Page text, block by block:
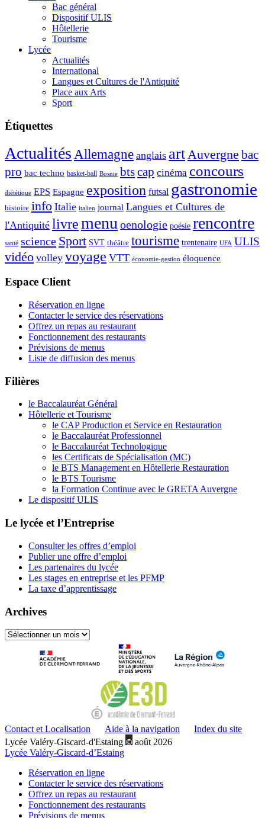
Bac général
Dispositif ULIS
Hôtellerie
Tourisme
Lycée
Actualités
International
Langues et Cultures de l'Antiquité
Place aux Arts
Sport
Étiquettes
Actualités Allemagne anglais art Auvergne bac
pro bac techno basket-ball Bosnie btscap cinéma concours
diététique EPS Espagne exposition futsal gastronomie
histoire info Italie italien journal Langues et Cultures de
l'Antiquité livremenu oenologie poésie rencontre
santé science Sport SVT théâtre tourisme trentenaire UFA ULIS
vidéo volley voyage VTT économie-gestion éloquence
Espace Client
Réservation en ligne
Contacter le service des réservations
Offrez un repas au restaurant
Fonctionnement des restaurants
Prévisions de menus
Liste de diffusion des menus
Filières
le Baccalauréat Général
Hôtellerie et Tourisme
le CAP Production et Service en Restauration
le Baccalauréat Professionnel
le Baccalauréat Technologique
les Certificats de Spécialisation (MC)
le BTS Management en Hôtellerie Restauration
le BTS Tourisme
la Formation Continue avec le GRETA Auvergne
Le dispositif ULIS
Le lycée et l’Entreprise
Consulter les offres d’emploi
Publier une offre d’emploi
Les partenaires du lycée
Les stages en entreprise et les PFMP
La taxe d’apprentissage
Archives
Archives
Contact et Localisation Aide à la navigation
Index du site
Lycée Valéry-Giscard-d'Estaing
août 2026
Lycée Valéry-Giscard-d’Estaing
Réservation en ligne
Contacter le service des réservations
Offrez un repas au restaurant
Fonctionnement des restaurants
Prévisions de menus